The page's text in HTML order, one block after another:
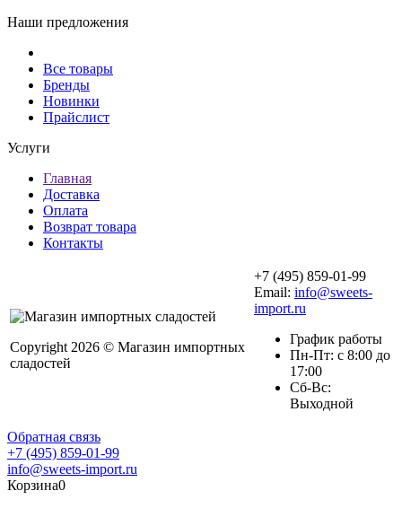
Наши предложения
Все товары
Бренды
Новинки
Прайслист
Услуги
Главная
Доставка
Оплата
Возврат товара
Контакты
Copyright 2026 © Магазин импортных
сладостей
+7 (495) 859-01-99
Email: info@sweets-
import.ru
График работы
Пн-Пт: с 8:00 до
17:00
Сб-Вс:
Выходной
Обратная связь
+7 (495) 859-01-99
info@sweets-import.ru
Корзина0